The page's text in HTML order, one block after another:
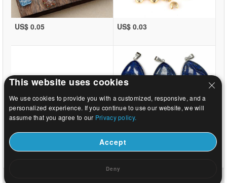
US$ 0.05 US$ 0.03
US$ 0.03 US$ 12.24
This website uses cookies
We use cookies to provide you with a customized, responsive, and a
personalized experience. If you continue to use our website, we will
assume that you agree to our Privacy policy.
Accept
Deny